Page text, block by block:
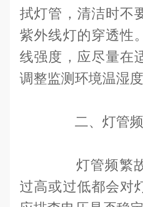
拭灯管，清洁时不
紫外线灯的穿透性
线强度，应尽量在
调整监测环境温湿度
二、灯管频
灯管频繁故
过高或过低都会对